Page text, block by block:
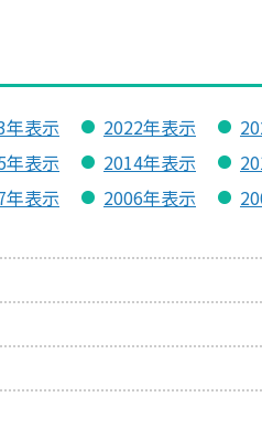
年表示 2022年表示
年表示 2014年表示
年表示 2006年表示